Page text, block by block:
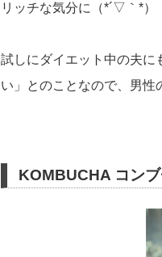
リッチな気分に（*´▽｀*）
試しにダイエット中の夫に
い」とのことなので、男性
KOMBUCHA コン